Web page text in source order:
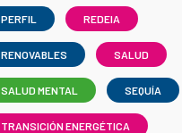
PERFIL REDEIA
RENOVABLES SALUD
SALUD MENTAL SEQUÍA
TRANSICIÓN ENERGÉTICA